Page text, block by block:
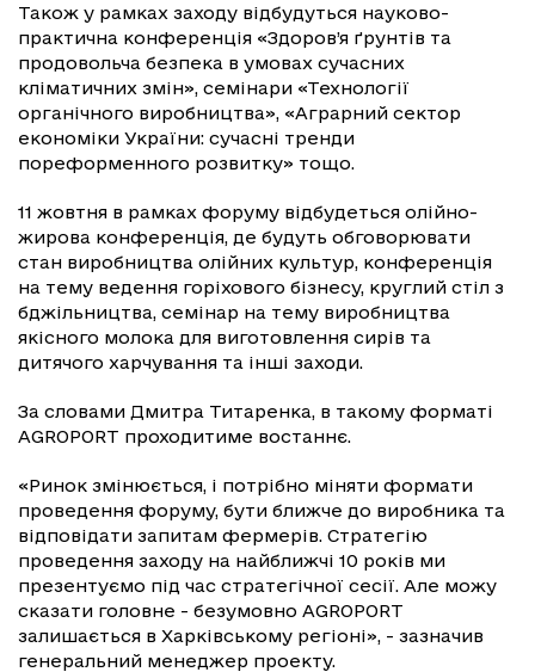
Також у рамках заходу відбудуться науково-
практична конференція «Здоров’я ґрунтів та
продовольча безпека в умовах сучасних
кліматичних змін», семінари «Технології
органічного виробництва», «Аграрний сектор
економіки України: сучасні тренди
пореформенного розвитку» тощо.
11 жовтня в рамках форуму відбудеться олійно-
жирова конференція, де будуть обговорювати
стан виробництва олійних культур, конференція
на тему ведення горіхового бізнесу, круглий стіл з
бджільництва, семінар на тему виробництва
якісного молока для виготовлення сирів та
дитячого харчування та інші заходи.
За словами Дмитра Титаренка, в такому форматі
AGROPORT проходитиме востаннє.
«Ринок змінюється, і потрібно міняти формати
проведення форуму, бути ближче до виробника та
відповідати запитам фермерів. Стратегію
проведення заходу на найближчі 10 років ми
презентуємо під час стратегічної сесії. Але можу
сказати головне - безумовно AGROPORT
залишається в Харківському регіоні», - зазначив
генеральний менеджер проекту.